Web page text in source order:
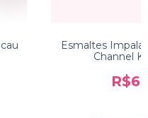
Esmaltes Impala
Channel